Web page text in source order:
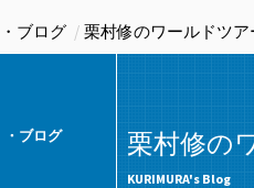
・ブログ 栗村修のワールドツア
・ブログ 栗村修の
KURIMURA's Blog